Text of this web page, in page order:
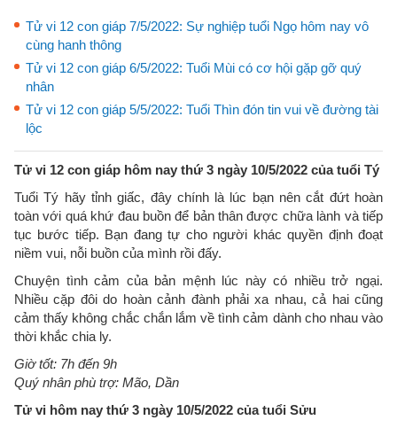
Tử vi 12 con giáp 7/5/2022: Sự nghiệp tuổi Ngọ hôm nay vô
cùng hanh thông
Tử vi 12 con giáp 6/5/2022: Tuổi Mùi có cơ hội gặp gỡ quý
nhân
Tử vi 12 con giáp 5/5/2022: Tuổi Thìn đón tin vui về đường tài
lộc
Tử vi 12 con giáp hôm nay thứ 3 ngày 10/5/2022 của tuổi Tý
Tuổi Tý hãy tỉnh giấc, đây chính là lúc bạn nên cắt đứt hoàn
toàn với quá khứ đau buồn để bản thân được chữa lành và tiếp
tục bước tiếp. Bạn đang tự cho người khác quyền định đoạt
niềm vui, nỗi buồn của mình rồi đấy.
Chuyện tình cảm của bản mệnh lúc này có nhiều trở ngại.
Nhiều cặp đôi do hoàn cảnh đành phải xa nhau, cả hai cũng
cảm thấy không chắc chắn lắm về tình cảm dành cho nhau vào
thời khắc chia ly.
Giờ tốt: 7h đến 9h
Quý nhân phù trợ: Mão, Dần
Tử vi hôm nay thứ 3 ngày 10/5/2022 của tuổi Sửu